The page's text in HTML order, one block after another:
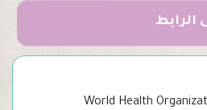
الرابط
World Health